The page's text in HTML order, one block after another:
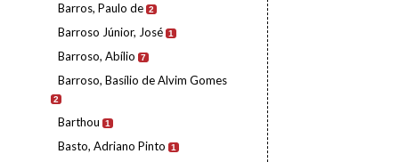
Barros, Paulo de 2
Barroso Júnior, José 1
Barroso, Abílio 7
Barroso, Basílio de Alvim Gomes
2
Barthou 1
Basto, Adriano Pinto 1